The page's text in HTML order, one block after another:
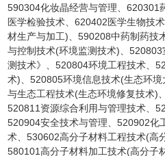
590304化妆晶经营与管理、620301
医学检验技术、620402医学生物技
材生产与加工)、590208中药制药技
与控制技术(环境监测技术)、
测技术》、520804环境工程技术、
术)、520805环境信息技术(生态环
与生态工程技术(生态环境修复技术)
520811资源综合利用与管理技术、
520904安全技术与管理、520902化
术、530602高分子材料工程技术(高
580101高分子材料加工技术(高分子